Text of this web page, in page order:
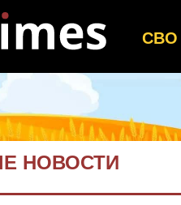
СВО
НОВОСТИ